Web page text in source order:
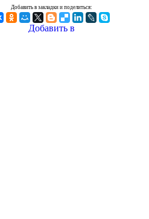
Добавить в закладки и поделиться: